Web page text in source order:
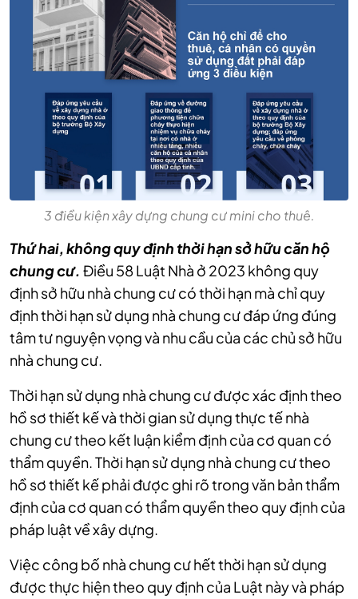
3 điều kiện xây dựng chung cư mini cho thuê.
Thứ hai, không quy định thời hạn sở hữu căn hộ
chung cư. Điều 58 Luật Nhà ở 2023 không quy
định sở hữu nhà chung cư có thời hạn mà chỉ quy
định thời hạn sử dụng nhà chung cư đáp ứng đúng
tâm tư nguyện vọng và nhu cầu của các chủ sở hữu
nhà chung cư.
Thời hạn sử dụng nhà chung cư được xác định theo
hồ sơ thiết kế và thời gian sử dụng thực tế nhà
chung cư theo kết luận kiểm định của cơ quan có
thẩm quyền. Thời hạn sử dụng nhà chung cư theo
hồ sơ thiết kế phải được ghi rõ trong văn bản thẩm
định của cơ quan có thẩm quyền theo quy định của
pháp luật về xây dựng.
Việc công bố nhà chung cư hết thời hạn sử dụng
được thực hiện theo quy định của Luật này và pháp